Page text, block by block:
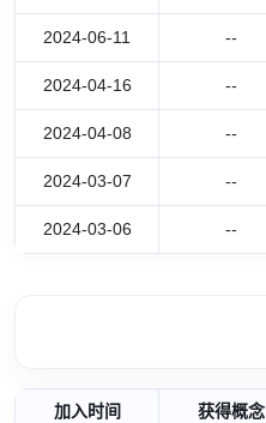
2024-06-11 --
2024-04-16 --
2024-04-08 --
2024-03-07 --
2024-03-06 --
加入时间 获得概念